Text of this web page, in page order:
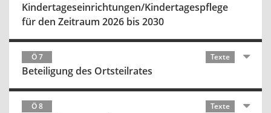
Kindertageseinrichtungen/Kindertagespflege
für den Zeitraum 2026 bis 2030
Ö 7 Texte
Beteiligung des Ortsteilrates
Ö 8 Texte